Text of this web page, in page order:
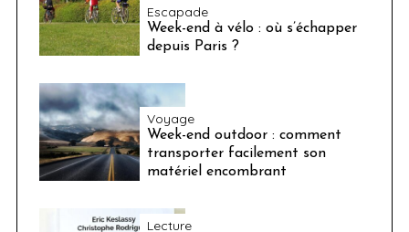
Escapade
Week-end à vélo : où s’échapper
depuis Paris ?
Voyage
Week-end outdoor : comment
transporter facilement son
matériel encombrant
Lecture